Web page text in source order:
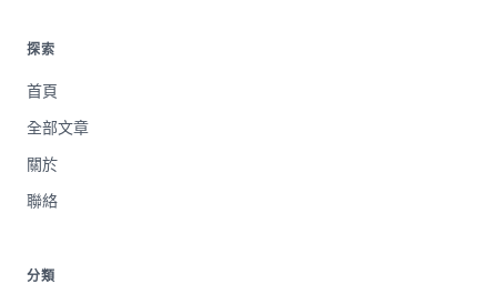
探索
首頁
全部文章
關於
聯絡
分類